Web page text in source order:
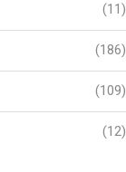
(11)
(186)
(109)
(12)